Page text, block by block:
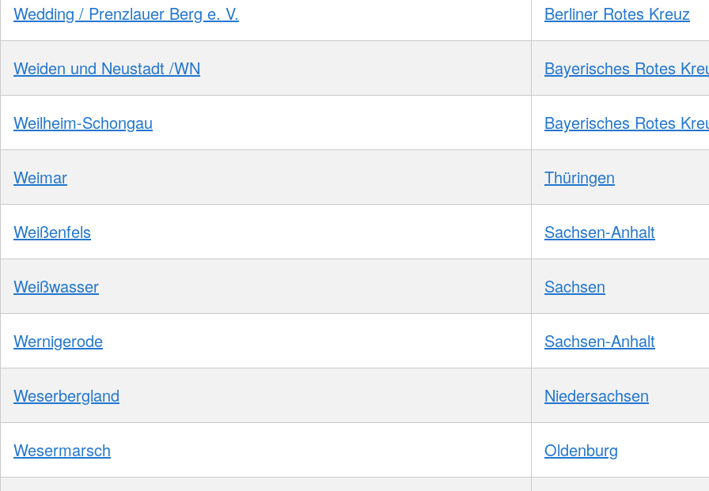
Wedding / Prenzlauer Berg e. V. Berliner Rotes Kreuz
Weiden und Neustadt /WN Bayerisches Rotes
Weilheim-Schongau Bayerisches Rotes
Weimar Thüringen
Weißenfels Sachsen-Anhalt
Weißwasser Sachsen
Wernigerode Sachsen-Anhalt
Weserbergland Niedersachsen
Wesermarsch Oldenburg